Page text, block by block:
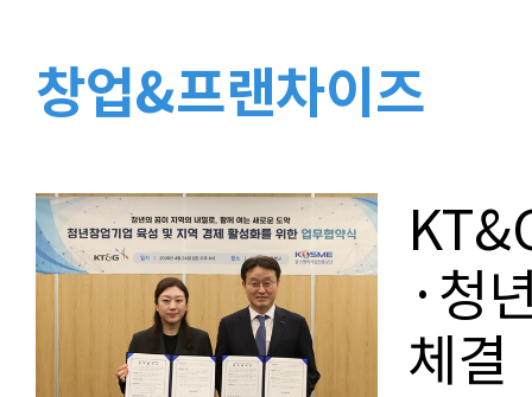
창업&프랜차이즈
·청
체결